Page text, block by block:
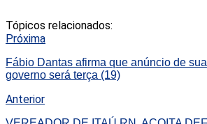
Tópicos relacionados:
Próxima
Fábio Dantas afirma que anúncio de
governo será terça (19)
Anterior